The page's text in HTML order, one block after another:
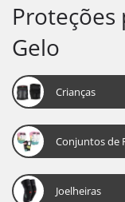
Proteções
Gelo
Crianças
Conjuntos de
Joelheiras